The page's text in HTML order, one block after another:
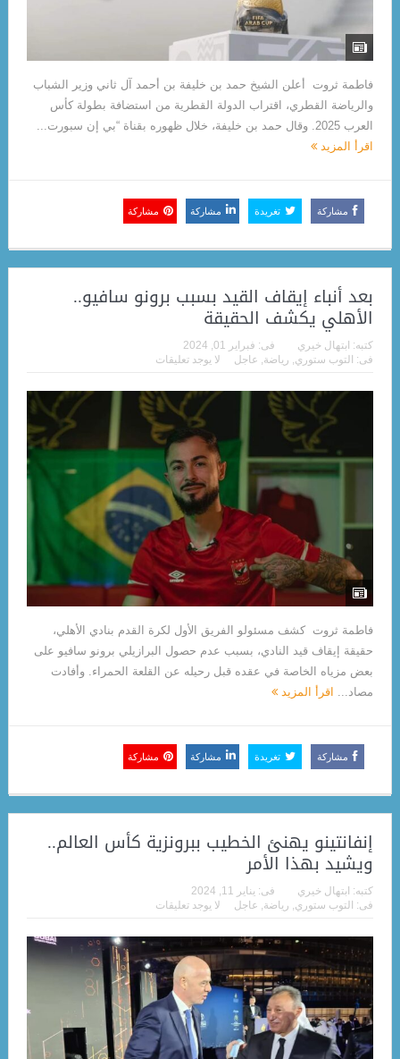
فاطمة ثروت أعلن الشيخ حمد بن خليفة بن أحمد آل ثاني وزير الشباب
والرياضة القطري، اقتراب الدولة القطرية من استضافة بطولة كأس
العرب 2025. وقال حمد بن خليفة، خلال ظهوره بقناة “بي إن سبورت...
اقرأ المزيد
مشاركة تغريدة مشاركة مشاركة
بعد أنباء إيقاف القيد بسبب برونو سافيو..
الأهلي يكشف الحقيقة
كتبه: ابتهال خيري فى: فبراير 01, 2024
فى: التوب ستوري رياضة عاجل لا يوجد تعليقات
فاطمة ثروت كشف مسئولو الفريق الأول لكرة القدم بنادي الأهلي،
حقيقة إيقاف قيد النادي، بسبب عدم حصول البرازيلي برونو سافيو على
بعض مزياه الخاصة في عقده قبل رحيله عن القلعة الحمراء. وأفادت
مصاد... اقرأ المزيد
مشاركة تغريدة مشاركة مشاركة
إنفانتينو يهنئ الخطيب ببرونزية كأس العالم..
ويشيد بهذا الأمر
كتبه: ابتهال خيري فى: يناير 11, 2024
فى: التوب ستوري, رياضة, عاجل لا يوجد تعليقات